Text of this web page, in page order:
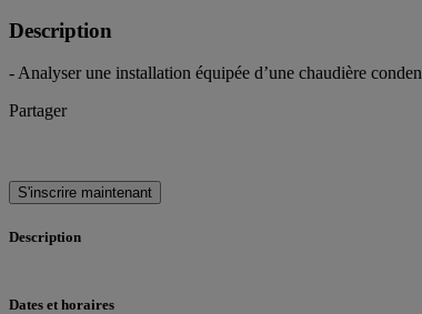
Description
- Analyser une installation équipée d’une chaudière
Partager
S'inscrire maintenant
Description
Dates et horaires